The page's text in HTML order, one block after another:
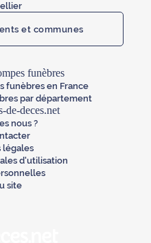
et communes
funèbres
funèbres en France
par département
de-deces.net
nous ?
légales
d'utilisation
site